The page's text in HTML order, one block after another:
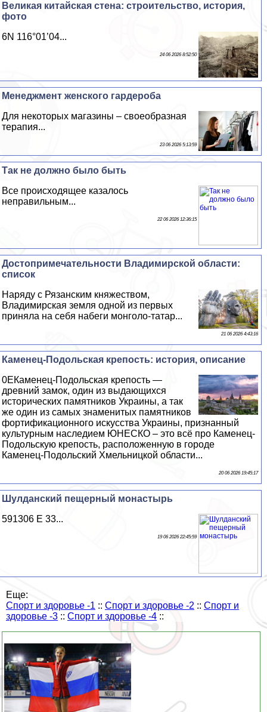
Великая китайская стена: строительство, история,
фото
6N 116°01’04...
24 06 2026 8:52:50
Менеджмент женского гардероба
Для некоторых магазины – своеобразная
терапия...
23 06 2026 5:13:59
Так не должно было быть
Все происходящее казалось
неправильным...
22 06 2026 12:36:15
Достопримечательности Владимирской области:
список
Наряду с Рязанским княжеством,
Владимирская земля одной из первых
приняла на себя набеги монголо-татар...
21 06 2026 4:43:16
Каменец-Подольская крепость: история, описание
0EКаменец-Подольская крепость —
древний замок, один из выдающихся
исторических памятников Украины, а так
же один из самых знаменитых памятников
фортификационного искусства Украины, признанный
культурным наследием ЮНЕСКО – это всё про Каменец-
Подольскую крепость, расположенную в городе
Каменец-Подольский Хмельницкой области...
20 06 2026 19:45:17
Шулданский пещерный монастырь
591306 E 33...
19 06 2026 22:45:59
Еще:
Спорт и здоровье -1 :: Спорт и здоровье -2 :: Спорт и
здоровье -3 :: Спорт и здоровье -4 ::